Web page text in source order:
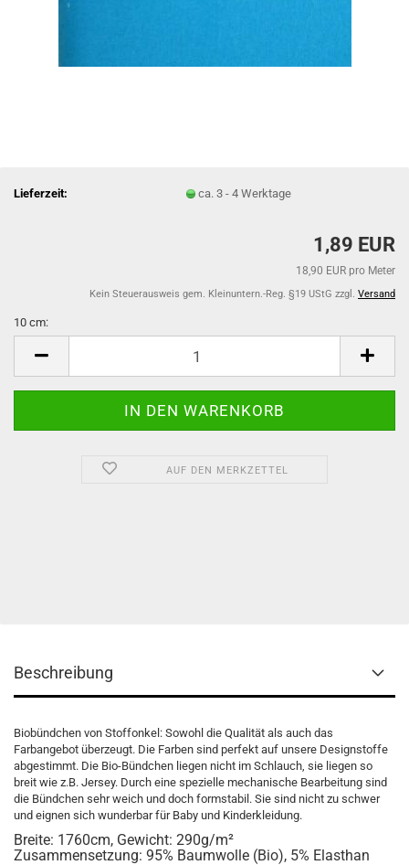
Lieferzeit: ca. 3 - 4 Werktage
1,89 EUR
18,90 EUR pro Meter
Kein Steuerausweis gem. Kleinuntern.-Reg. §19 UStG zzgl. Versand
10 cm:
AUF DEN MERKZETTEL
Beschreibung
Biobündchen von Stoffonkel: Sowohl die Qualität als auch das
Farbangebot überzeugt. Die Farben sind perfekt auf unsere Designstoffe
abgestimmt. Die Bio-Bündchen liegen nicht im Schlauch, sie liegen so
breit wie z.B. Jersey. Durch eine spezielle mechanische Bearbeitung sind
die Bündchen sehr weich und doch formstabil. Sie sind nicht zu schwer
und eignen sich wunderbar für Baby und Kinderkleidung.
Breite: 1760cm, Gewicht: 290g/m²
Zusammensetzung: 95% Baumwolle (Bio), 5% Elasthan